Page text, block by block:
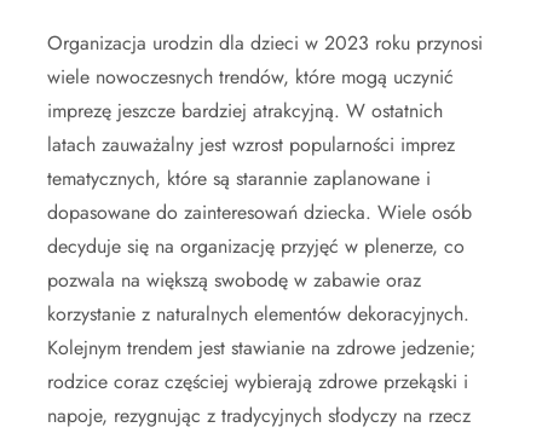
Organizacja urodzin dla dzieci w 2023 roku przynosi
wiele nowoczesnych trendów, które mogą uczynić
imprezę jeszcze bardziej atrakcyjną. W ostatnich
latach zauważalny jest wzrost popularności imprez
tematycznych, które są starannie zaplanowane i
dopasowane do zainteresowań dziecka. Wiele osób
decyduje się na organizację przyjęć w plenerze, co
pozwala na większą swobodę w zabawie oraz
korzystanie z naturalnych elementów dekoracyjnych.
Kolejnym trendem jest stawianie na zdrowe jedzenie;
rodzice coraz częściej wybierają zdrowe przekąski i
napoje, rezygnując z tradycyjnych słodyczy na rzecz